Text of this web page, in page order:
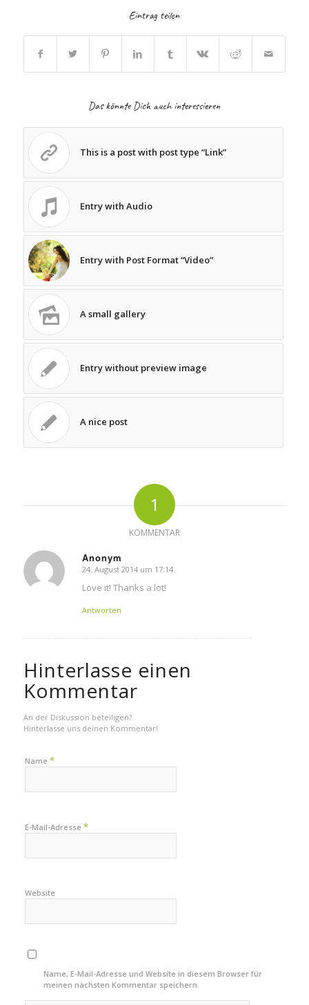
Eintrag teilen
Das könnte Dich auch interessieren
This is a post with post type “Link”
Entry with Audio
Entry with Post Format “Video”
A small gallery
Entry without preview image
A nice post
1
KOMMENTAR
Anonym
sagte:
24. August 2014 um 17:14
Love it! Thanks a lot!
Antworten
Hinterlasse einen
Kommentar
An der Diskussion beteiligen?
Hinterlasse uns deinen Kommentar!
Name *
E-Mail-Adresse *
Website
Name, E-Mail-Adresse und Website in diesem Browser für
meinen nächsten Kommentar speichern.